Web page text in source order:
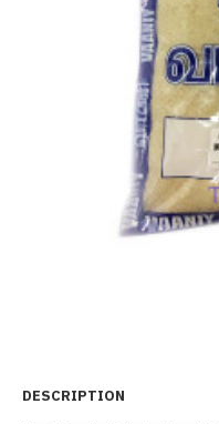
DESCRIPTION